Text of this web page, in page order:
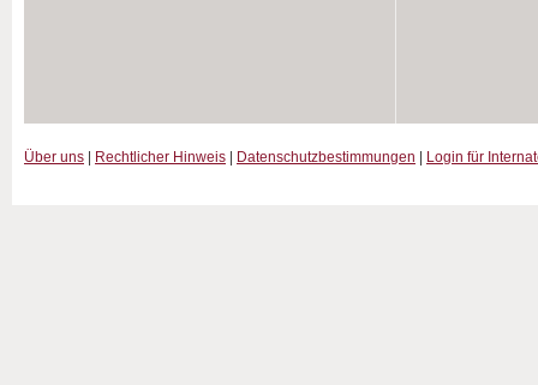
Über uns Rechtlicher Hinweis Datenschutzbestimmungen Login für